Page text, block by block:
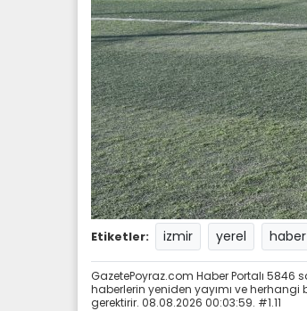
Etiketler: izmir yerel haber
GazetePoyraz.com Haber Portalı 5846
haberlerin yeniden yayımı ve herhangi
gerektirir. 08.08.2026 00:03:59. #1.11